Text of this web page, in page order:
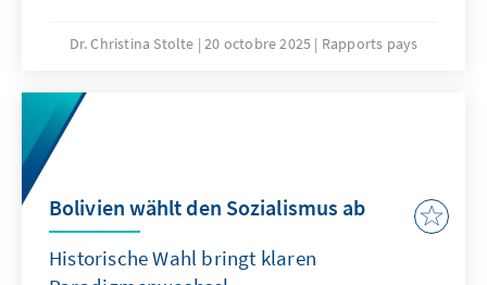
Wählermandat als Präsident führen. Dabei gilt
Andenstaates ist zusammengebrochen, die
Bevölkerung leidet unter Benzinknappheit
und explodierenden Lebensmittelpreisen. Die
zum Abschluss der Präsidentschaftswahlen
inmitten der dramatischen Wirtschaftskrise
aufgebracht hat, ist nun aufgebraucht und es
Dr. Christina Stolte 20 octobre 2025 Rapports pays
Bolivien wählt den Sozialismus ab
Historische Wahl bringt klaren